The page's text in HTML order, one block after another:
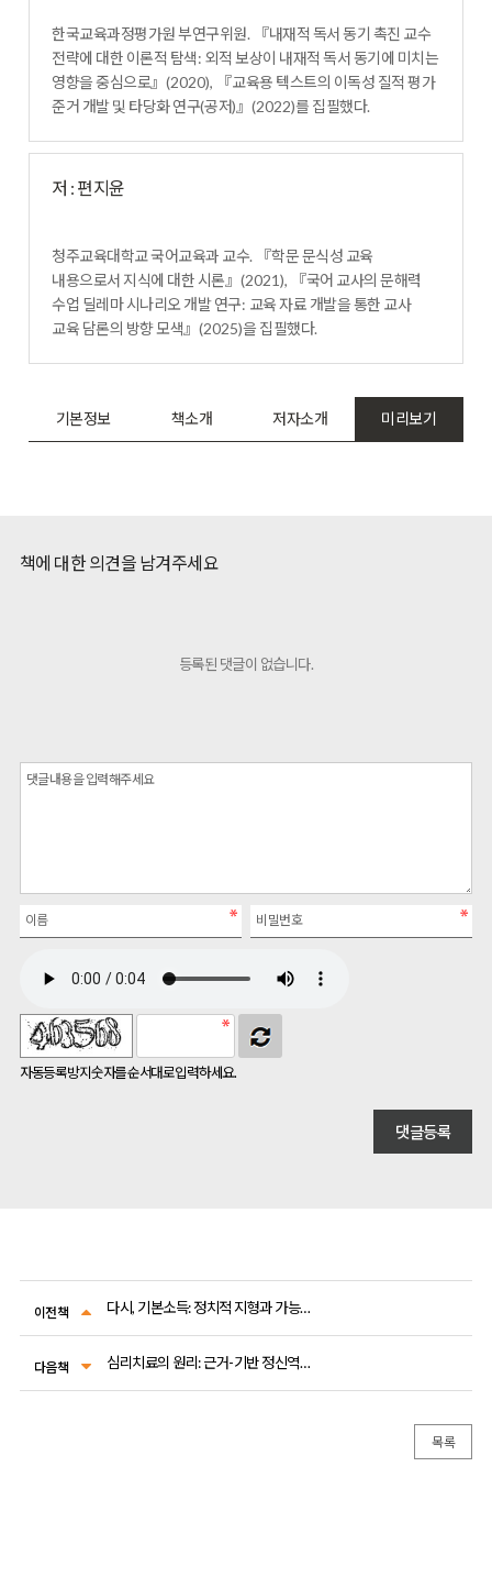
한국교육과정평가원 부연구위원. 『내재적 독서 동기 촉진 교수
전략에 대한 이론적 탐색: 외적 보상이 내재적 독서 동기에 미치는
영향을 중심으로』(2020), 『교육용 텍스트의 이독성 질적 평가
준거 개발 및 타당화 연구(공저)』(2022)를 집필했다.
저 : 편지윤
청주교육대학교 국어교육과 교수. 『학문 문식성 교육
내용으로서 지식에 대한 시론』 (2021), 『국어 교사의 문해력
수업 딜레마 시나리오 개발 연구: 교육 자료 개발을 통한 교사
교육 담론의 방향 모색』(2025)을 집필했다.
기본정보 책소개 저자소개 미리보기
책에 대한 의견을 남겨주세요
등록된 댓글이 없습니다.
자동등록방지 숫자를 순서대로 입력하세요.
이전책 다시, 기본소득: 정치적 지형과 가능한 미래
다음책 심리치료의 원리: 근거-기반 정신역동적 접근
목록